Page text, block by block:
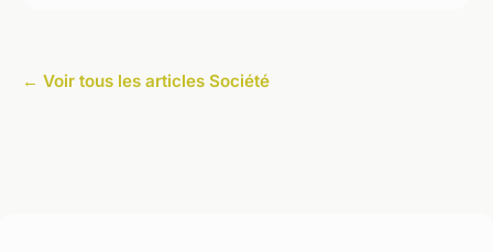
← Voir tous les articles Société